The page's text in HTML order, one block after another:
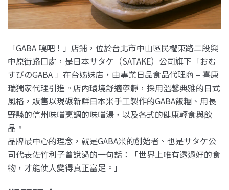
「GABA 嘎吧！」店鋪，位於台北市中山區民權東路二段與
中原街路口處，是日本サタケ（SATAKE）公司旗下「おむ
すびのGABA 」在台姊妹店，由專業日品食品代理商 – 喜康
瑞獨家代理引進。 店內環境舒適寧靜，採用溫馨典雅的日式
風格，販售以現碾新鮮日本米手工製作的GABA飯糰、用長
野縣的信州味噌烹調的味噌湯，以及各式的健康輕食與飲
品。
品牌最中心的理念，就是GABA米的創始者、也是サタケ公
司代表佐竹利子曾說過的一句話：「世界上唯有透過好的食
物，才能使人變得真正富足。」